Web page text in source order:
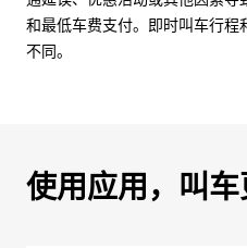
和最低车费支付。即时叫车行
不同。
使用应用，叫